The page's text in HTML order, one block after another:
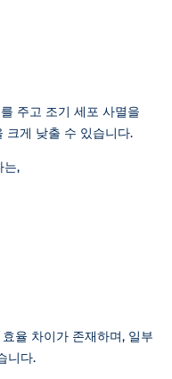
주고 조기 세포 사멸을
크게 낮출 수 있습니다.
는,
율 차이가 존재하며, 일부
니다.